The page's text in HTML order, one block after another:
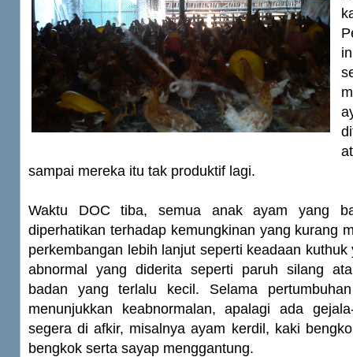
sampai mereka itu tak produktif lagi.
Waktu DOC tiba, semua anak ayam yang
diperhatikan terhadap kemungkinan yang kurang
perkembangan lebih lanjut seperti keadaan
abnormal yang diderita seperti paruh silang
badan yang terlalu kecil. Selama
menunjukkan keabnormalan, apalagi ada
segera di afkir, misalnya ayam kerdil, kaki
bengkok serta sayap menggantung.